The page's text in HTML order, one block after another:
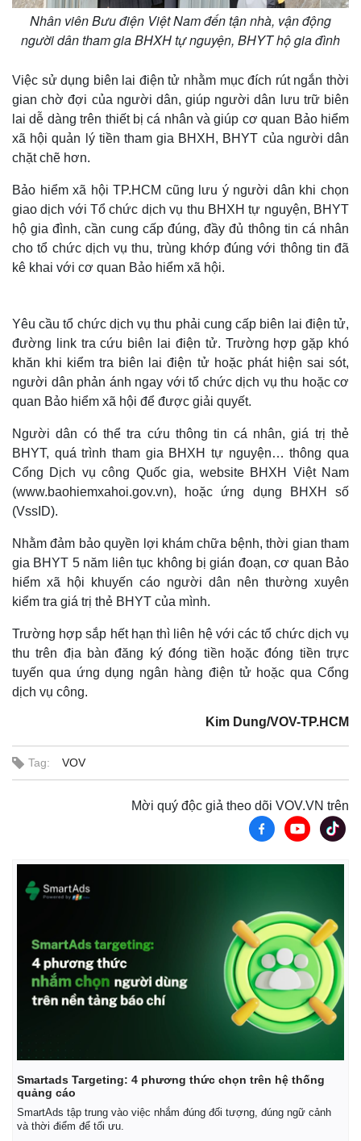
Thế giới
Quan sát
Cuộc sống đó đây
Hồ sơ
Multimedia
Video
Ảnh
E-Magazine
Infographic
Nhân viên Bưu điện Việt Nam đến tận nhà, vận động
người dân tham gia BHXH tự nguyện, BHYT hộ gia đình
Việc sử dụng biên lai điện tử nhằm mục đích rút ngắn thời
gian chờ đợi của người dân, giúp người dân lưu trữ biên
lai dễ dàng trên thiết bị cá nhân và giúp cơ quan Bảo hiểm
xã hội quản lý tiền tham gia BHXH, BHYT của người dân
chặt chẽ hơn.
Bảo hiểm xã hội TP.HCM cũng lưu ý người dân khi chọn
giao dịch với Tổ chức dịch vụ thu BHXH tự nguyện, BHYT
hộ gia đình, cần cung cấp đúng, đầy đủ thông tin cá nhân
cho tổ chức dịch vụ thu, trùng khớp đúng với thông tin đã
kê khai với cơ quan Bảo hiểm xã hội.
Yêu cầu tổ chức dịch vụ thu phải cung cấp biên lai điện tử,
đường link tra cứu biên lai điện tử. Trường hợp gặp khó
khăn khi kiểm tra biên lai điện tử hoặc phát hiện sai sót,
người dân phản ánh ngay với tổ chức dịch vụ thu hoặc cơ
quan Bảo hiểm xã hội để được giải quyết.
Người dân có thể tra cứu thông tin cá nhân, giá trị thẻ
BHYT, quá trình tham gia BHXH tự nguyện… thông qua
Cổng Dịch vụ công Quốc gia, website BHXH Việt Nam
(www.baohiemxahoi.gov.vn), hoặc ứng dụng BHXH số
(VssID).
Nhằm đảm bảo quyền lợi khám chữa bệnh, thời gian tham
gia BHYT 5 năm liên tục không bị gián đoạn, cơ quan Bảo
hiểm xã hội khuyến cáo người dân nên thường xuyên
kiểm tra giá trị thẻ BHYT của mình.
Trường hợp sắp hết hạn thì liên hệ với các tổ chức dịch vụ
thu trên địa bàn đăng ký đóng tiền hoặc đóng tiền trực
tuyến qua ứng dụng ngân hàng điện tử hoặc qua Cổng
dịch vụ công.
Kim Dung/VOV-TP.HCM
Tag: VOV
Mời quý độc giả theo dõi VOV.VN trên
Smartads Targeting: 4 phương thức chọn trên hệ thống
quảng cáo
SmartAds tập trung vào việc nhắm đúng đối tượng, đúng ngữ cảnh
và thời điểm để tối ưu.